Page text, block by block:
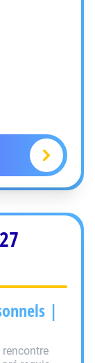
|
rencontre